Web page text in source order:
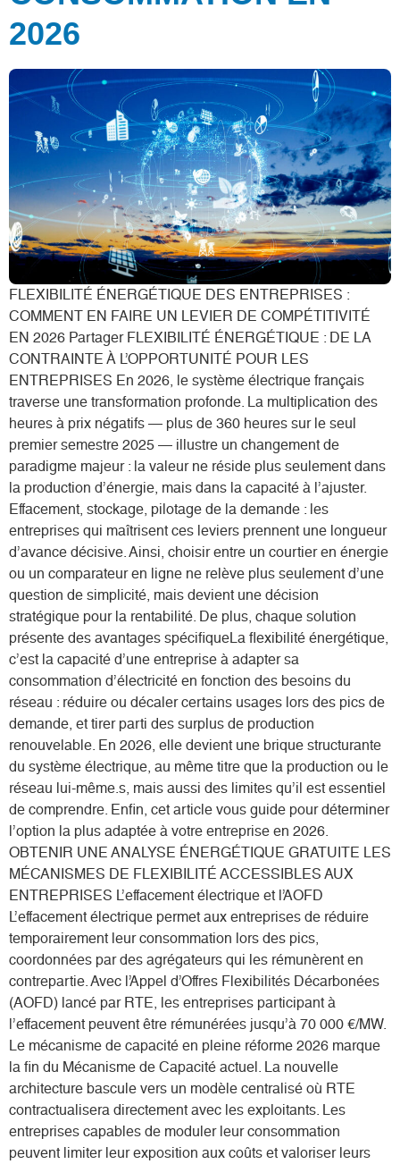
2026
FLEXIBILITÉ ÉNERGÉTIQUE DES ENTREPRISES :
COMMENT EN FAIRE UN LEVIER DE COMPÉTITIVITÉ
EN 2026 Partager FLEXIBILITÉ ÉNERGÉTIQUE : DE LA
CONTRAINTE À L’OPPORTUNITÉ POUR LES
ENTREPRISES En 2026, le système électrique français
traverse une transformation profonde. La multiplication des
heures à prix négatifs — plus de 360 heures sur le seul
premier semestre 2025 — illustre un changement de
paradigme majeur : la valeur ne réside plus seulement dans
la production d’énergie, mais dans la capacité à l’ajuster.
Effacement, stockage, pilotage de la demande : les
entreprises qui maîtrisent ces leviers prennent une longueur
d’avance décisive. Ainsi, choisir entre un courtier en énergie
ou un comparateur en ligne ne relève plus seulement d’une
question de simplicité, mais devient une décision
stratégique pour la rentabilité. De plus, chaque solution
présente des avantages spécifiqueLa flexibilité énergétique,
c’est la capacité d’une entreprise à adapter sa
consommation d’électricité en fonction des besoins du
réseau : réduire ou décaler certains usages lors des pics de
demande, et tirer parti des surplus de production
renouvelable. En 2026, elle devient une brique structurante
du système électrique, au même titre que la production ou le
réseau lui-même.s, mais aussi des limites qu’il est essentiel
de comprendre. Enfin, cet article vous guide pour déterminer
l’option la plus adaptée à votre entreprise en 2026.
OBTENIR UNE ANALYSE ÉNERGÉTIQUE GRATUITE LES
MÉCANISMES DE FLEXIBILITÉ ACCESSIBLES AUX
ENTREPRISES L’effacement électrique et l’AOFD
L’effacement électrique permet aux entreprises de réduire
temporairement leur consommation lors des pics,
coordonnées par des agrégateurs qui les rémunèrent en
contrepartie. Avec l’Appel d’Offres Flexibilités Décarbonées
(AOFD) lancé par RTE, les entreprises participant à
l’effacement peuvent être rémunérées jusqu’à 70 000 €/MW.
Le mécanisme de capacité en pleine réforme 2026 marque
la fin du Mécanisme de Capacité actuel. La nouvelle
architecture bascule vers un modèle centralisé où RTE
contractualisera directement avec les exploitants. Les
entreprises capables de moduler leur consommation
peuvent limiter leur exposition aux coûts et valoriser leurs